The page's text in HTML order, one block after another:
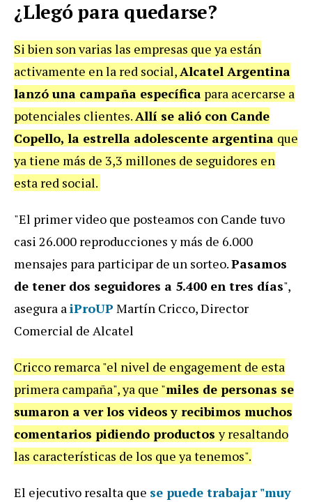
¿Llegó para quedarse?
Si bien son varias las empresas que ya están
activamente en la red social,Alcatel Argentina
lanzó una campaña específica para acercarse a
potenciales clientes.Allí se alió con Cande
Copello, la estrella adolescente argentina que
ya tiene más de 3,3 millones de seguidores en
esta red social.
"El primer video que posteamos con Cande tuvo
casi 26.000 reproducciones y más de 6.000
mensajes para participar de un sorteo.Pasamos
de tener dos seguidores a 5.400 en tres días",
asegura aiProUP Martín Cricco, Director
Comercial de Alcatel
Cricco remarca "el nivel de engagement de esta
primera campaña", ya que "miles de personas se
sumaron a ver los videos y recibimos muchos
comentarios pidiendo productosy resaltando
las características de los que ya tenemos".
El ejecutivo resalta que se puede trabajar "muy